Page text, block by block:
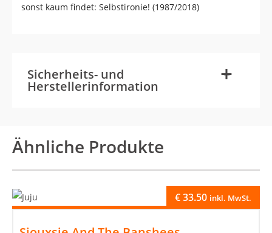
sonst kaum findet: Selbstironie! (1987/2018)
Sicherheits- und
Herstellerinformation +
-
Ähnliche Produkte
€33.50 inkl. MwSt.